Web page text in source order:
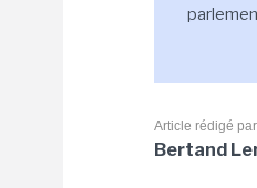
Article rédigé par
Bertand